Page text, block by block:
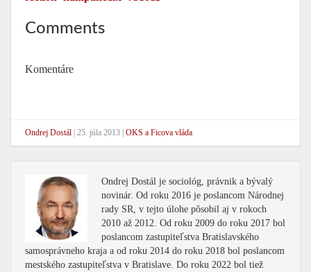
Comments
Komentáre
Ondrej Dostál 25. júla 2013 OKS a Ficova vláda
Ondrej Dostál je sociológ, právnik a bývalý
novinár. Od roku 2016 je poslancom Národnej
rady SR, v tejto úlohe pôsobil aj v rokoch
2010 až 2012. Od roku 2009 do roku 2017 bol
poslancom zastupiteľstva Bratislavského
samosprávneho kraja a od roku 2014 do roku 2018 bol poslancom
mestského zastupiteľstva v Bratislave. Do roku 2022 bol tiež